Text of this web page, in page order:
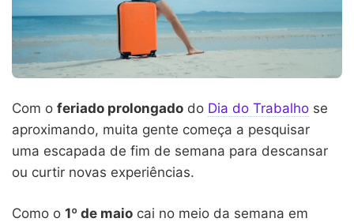
Com o feriado prolongado do Dia do Trabalho se
aproximando, muita gente começa a pesquisar
uma escapada de fim de semana para descansar
ou curtir novas experiências.
Como o 1º de maio cai no meio da semana em